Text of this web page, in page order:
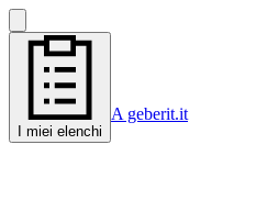
I miei elenchi
A geberit.it